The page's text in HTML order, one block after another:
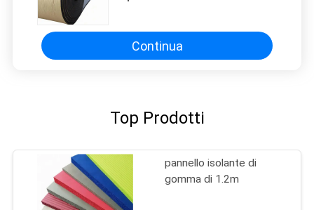
Continua
Top Prodotti
pannello isolante di
gomma di 1.2m